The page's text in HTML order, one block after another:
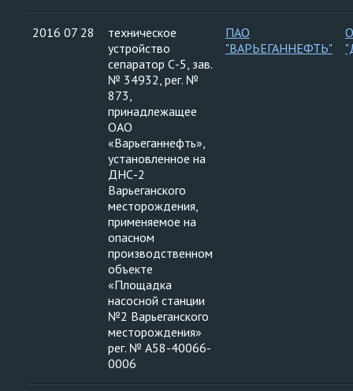
2016 07 28
техническое
устройство
сепаратор С-5, зав.
№ 34932, рег. №
873,
принадлежащее
ОАО
«Варьеганнефть»,
установленное на
ДНС-2
Варьеганского
месторождения,
применяемое на
опасном
производственном
объекте
«Площадка
насосной станции
№2 Варьеганского
месторождения»
рег. № А58-40066-
0006
ПАО
"ВАРЬЕГАННЕФТЬ"